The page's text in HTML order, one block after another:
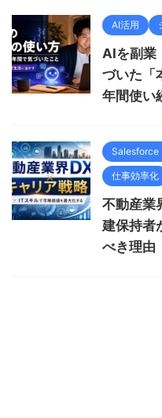
AI活用
AIを副業
づいた「
年間使い
Salesforce
仕事効率化
不動産業
建保持者
べき理由